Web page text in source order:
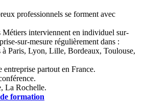
professionnels se forment avec
Métiers interviennent en individuel sur-
sur-mesure régulièrement dans :
à Paris, Lyon, Lille, Bordeaux, Toulouse,
entreprise partout en France.
La Rochelle.
formation